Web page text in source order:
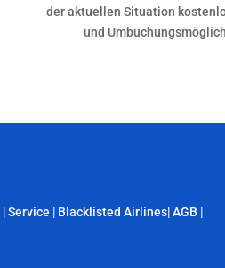
der aktuellen Situation
und
|Service | Blacklisted Airlines|AGB |